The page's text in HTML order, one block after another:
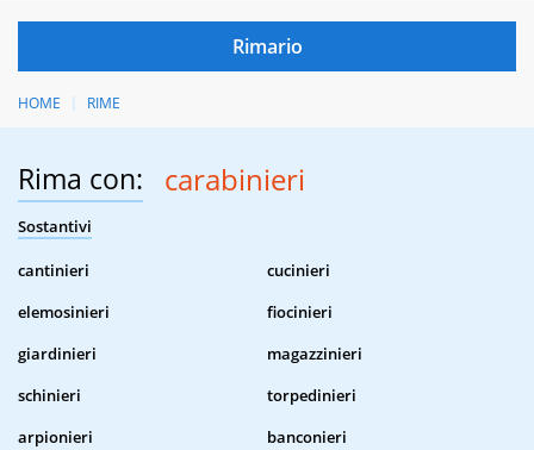
HOME RIME
Rima con: carabinieri
Sostantivi
cantinieri
cucinieri
elemosinieri
fiocinieri
giardinieri
magazzinieri
schinieri
torpedinieri
arpionieri
banconieri